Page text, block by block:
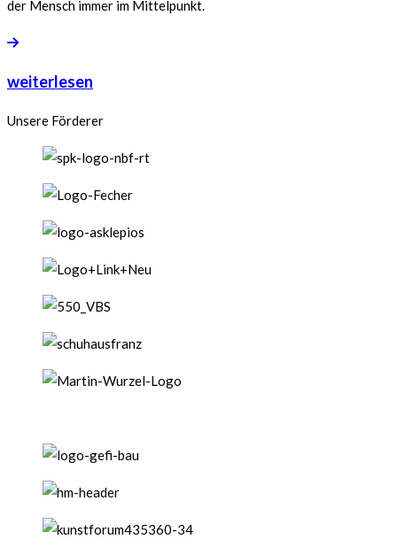
der Mensch immer im Mittelpunkt.
weiterlesen
Unsere Förderer